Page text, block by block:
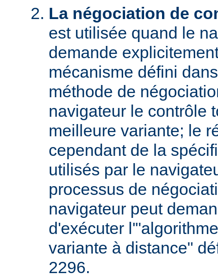
La négociation de
est utilisée quand le
demande
mécanisme défini
méthode de
navigateur le contrôle
meilleure variante; le
cependant de la
utilisés par le
processus de
navigateur peut
d'exécuter
variante à distance"
2296.